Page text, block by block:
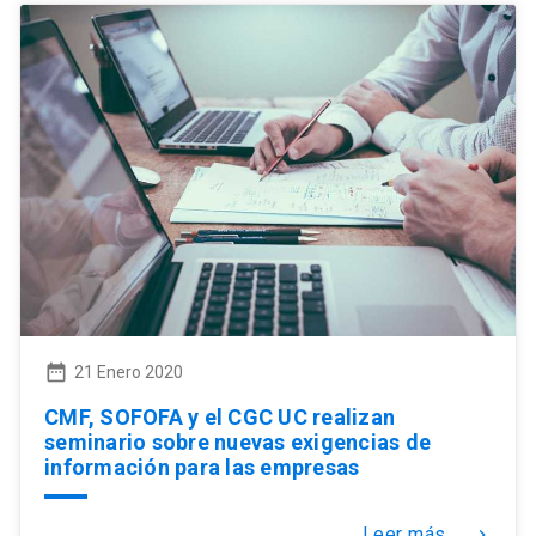
date_range 21 Enero 2020
CMF, SOFOFA y el CGC UC realizan
seminario sobre nuevas exigencias de
información para las empresas